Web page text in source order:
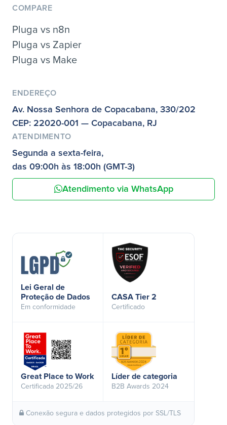
COMPARE
Pluga vs n8n
Pluga vs Zapier
Pluga vs Make
ENDEREÇO
Av. Nossa Senhora de Copacabana, 330/202
CEP: 22020-001 — Copacabana, RJ
ATENDIMENTO
Segunda a sexta-feira,
das 09:00h às 18:00h (GMT-3)
Atendimento via WhatsApp
Lei Geral de
Proteção de Dados
Em conformidade
CASA Tier 2
Certificado
Great Place to Work
Certificada 2025/26
Líder de categoria
B2B Awards 2024
Conexão segura e dados protegidos por SSL/TLS